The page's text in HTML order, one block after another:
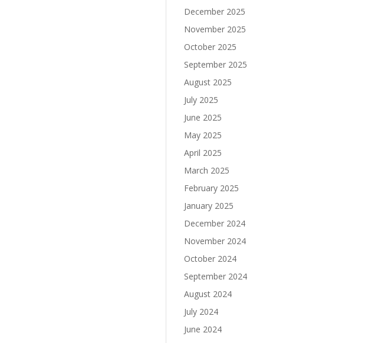
December 2025
November 2025
October 2025
September 2025
August 2025
July 2025
June 2025
May 2025
April 2025
March 2025
February 2025
January 2025
December 2024
November 2024
October 2024
September 2024
August 2024
July 2024
June 2024